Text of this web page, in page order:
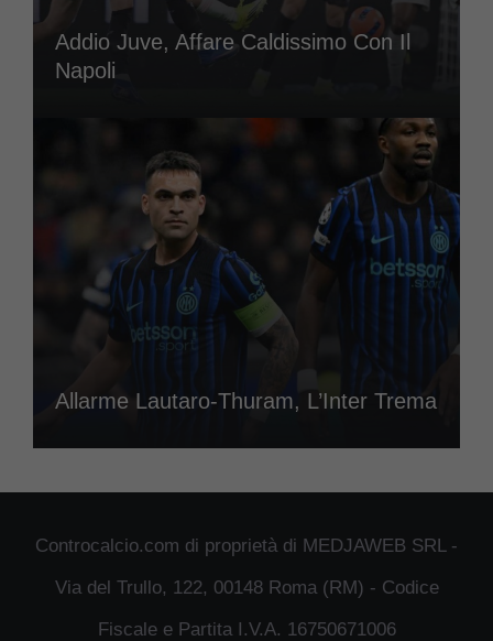
Addio Juve, Affare Caldissimo Con Il
Napoli
Allarme Lautaro-Thuram, L’Inter Trema
Controcalcio.com di proprietà di MEDJAWEB SRL -
Via del Trullo, 122, 00148 Roma (RM) - Codice
Fiscale e Partita I.V.A. 16750671006